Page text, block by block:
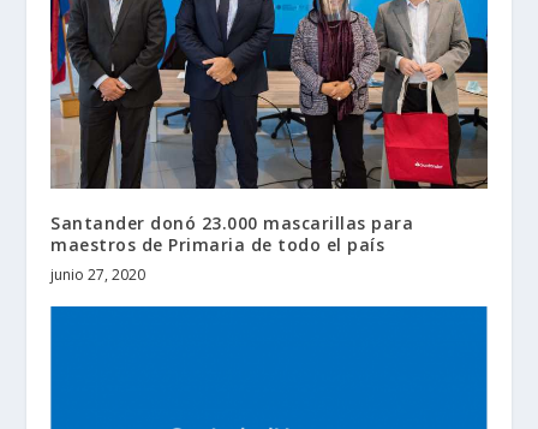
Santander donó 23.000 mascarillas para
maestros de Primaria de todo el país
junio 27, 2020